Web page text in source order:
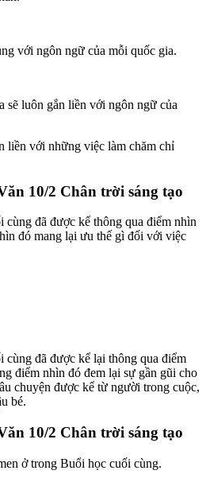
với ngôn ngữ của mỗi quốc gia.
sẽ luôn gắn liền với ngôn ngữ của
liền với những việc làm chăm chỉ
10/2 Chân trời sáng tạo
cùng đã được kể thông qua điểm nhìn
đó mang lại ưu thế gì đối với việc
cùng đã được kể lại thông qua điểm
điểm nhìn đó đem lại sự gần gũi cho
chuyện được kể từ người trong cuộc,
bé.
10/2 Chân trời sáng tạo
ở trong Buổi học cuối cùng.